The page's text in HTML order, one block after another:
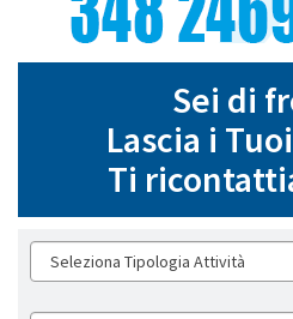
Sei di
Lascia i
Ti